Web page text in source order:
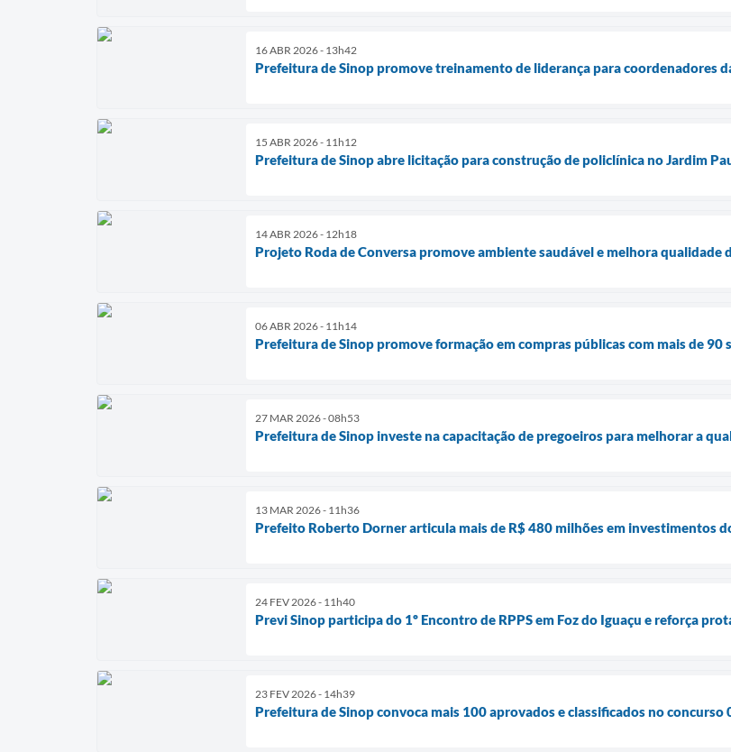
16 ABR 2026 - 13h42
Prefeitura de Sinop promove treinamento de liderança para coordenadores
15 ABR 2026 - 11h12
Prefeitura de Sinop abre licitação para construção de policlínica no Jardim
14 ABR 2026 - 12h18
Projeto Roda de Conversa promove ambiente saudável e melhora qualidade
06 ABR 2026 - 11h14
Prefeitura de Sinop promove formação em compras públicas com mais de 90
27 MAR 2026 - 08h53
Prefeitura de Sinop investe na capacitação de pregoeiros para melhorar a
13 MAR 2026 - 11h36
Prefeito Roberto Dorner articula mais de R$ 480 milhões em investimentos
24 FEV 2026 - 11h40
Previ Sinop participa do 1º Encontro de RPPS em Foz do Iguaçu e reforça
23 FEV 2026 - 14h39
Prefeitura de Sinop convoca mais 100 aprovados e classificados no